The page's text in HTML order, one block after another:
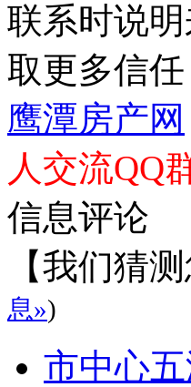
联系时说
取更多信任
鹰潭房产网
人交流QQ
信息评论
【我们猜
息»)
市中心